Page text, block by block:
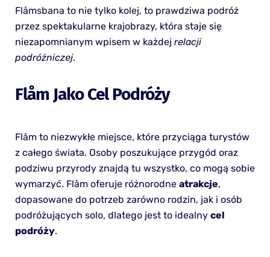
Flåmsbana to nie tylko kolej, to prawdziwa podróż
przez spektakularne krajobrazy, która staje się
niezapomnianym wpisem w każdej relacji
podróżniczej.
Flåm Jako Cel Podróży
Flåm to niezwykłe miejsce, które przyciąga turystów
z całego świata. Osoby poszukujące przygód oraz
podziwu przyrody znajdą tu wszystko, co mogą sobie
wymarzyć. Flåm oferuje różnorodne atrakcje,
dopasowane do potrzeb zarówno rodzin, jak i osób
podróżujących solo, dlatego jest to idealny cel
podróży.